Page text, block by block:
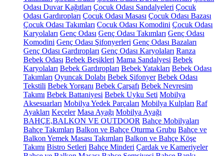
Odası Duvar Kağıtları Çocuk Odası Sandalyeleri Çocuk
Odası Gardıropları Çocuk Odası Masası Çocuk Odası Bazası
Çocuk Odası Takımları Çocuk Odası Komodini Çocuk Odası
Karyolaları Genç Odası Genç Odası Takımları Genç Odası
Komodini Genç Odası Şifonyerleri Genç Odası Bazaları
Genç Odası Gardıropları Genç Odası Karyolaları Ranza
Bebek Odası Bebek Beşikleri Mama Sandalyesi Bebek
Karyolaları Bebek Gardıropları Bebek Yatakları Bebek Odası
Takımları Oyuncak Dolabı Bebek Şifonyer Bebek Odası
Tekstili Bebek Yorganı Bebek Çarşafı Bebek Nevresim
Takımı Bebek Battaniyesi Bebek Uyku Seti Mobilya
Aksesuarları Mobilya Yedek Parçaları Mobilya Kulpları Raf
Ayakları Keçeler Masa Ayağı Mobilya Ayağı
BAHÇE,BALKON VE OUTDOOR Bahçe Mobilyaları
Bahçe Takımları Balkon ve Bahçe Oturma Grubu Bahçe ve
Balkon Yemek Masası Takımları Balkon ve Bahçe Köşe
Takımı Bistro Setleri Bahçe Minderi Çardak ve Kameriyeler